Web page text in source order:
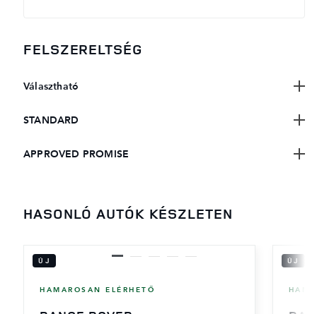
FELSZERELTSÉG
Választható
STANDARD
APPROVED PROMISE
HASONLÓ AUTÓK KÉSZLETEN
ÚJ
HAMAROSAN ELÉRHETŐ
ÚJ